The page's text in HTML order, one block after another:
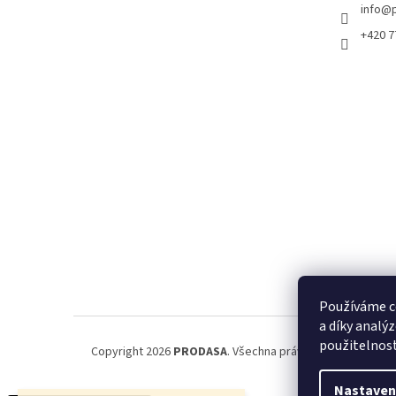
Používáme
a díky
info@
+420
Copyright 2026 PRODASA. Všechna práva vyhrazena.